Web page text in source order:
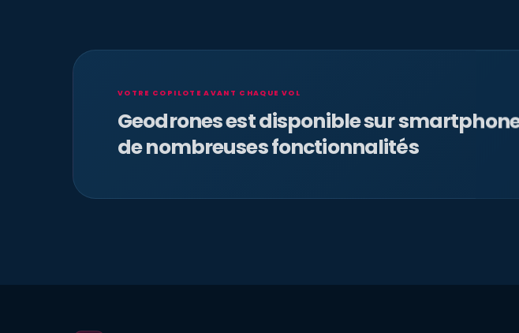
VOTRE COPILOTE AVANT CHAQUE VOL
Geodrones est disponible sur
de nombreuses fonctionnalités